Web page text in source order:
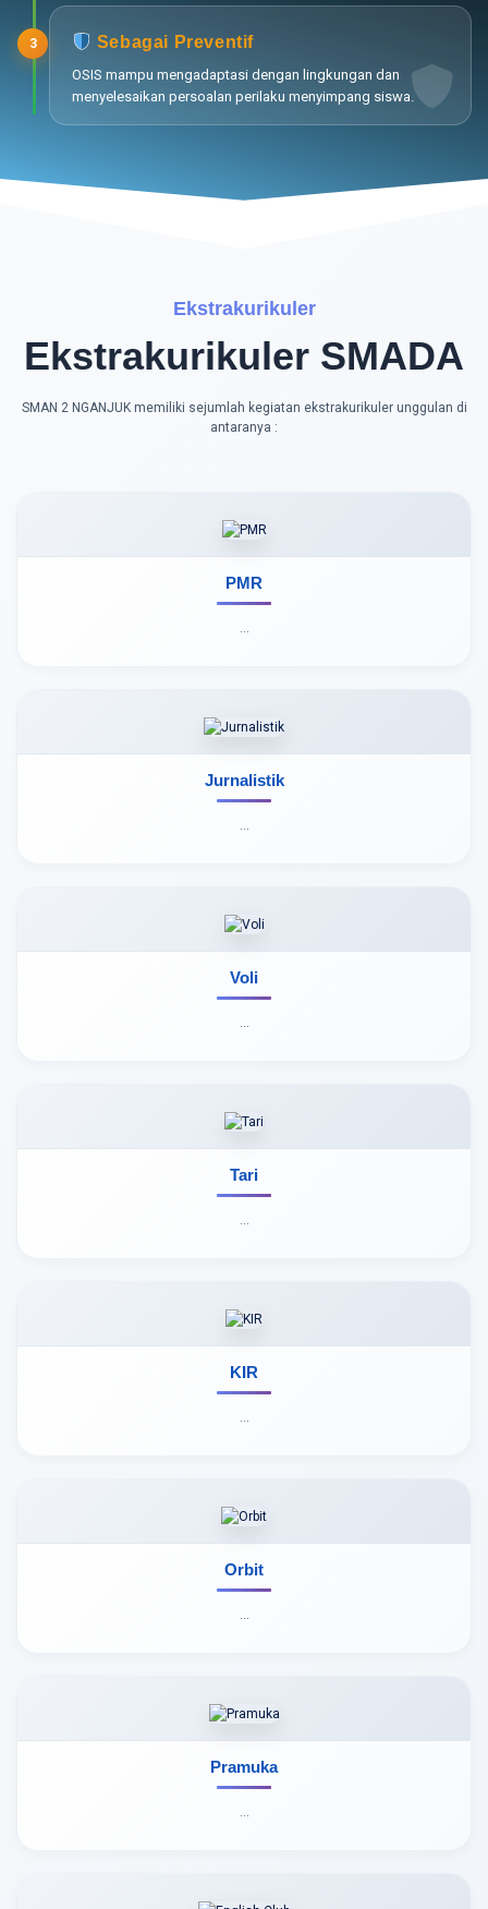
3 Sebagai Preventif
OSIS mampu mengadaptasi dengan lingkungan dan
menyelesaikan persoalan perilaku menyimpang siswa.
Ekstrakurikuler
Ekstrakurikuler SMADA
SMAN 2 NGANJUK memiliki sejumlah kegiatan ekstrakurikuler unggulan di
antaranya :
PMR
...
Jurnalistik
...
Voli
...
Tari
...
KIR
...
Orbit
...
Pramuka
...